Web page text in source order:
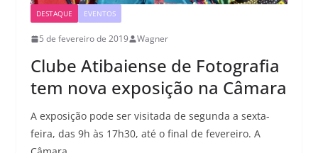
DESTAQUE EVENTOS
5 de fevereiro de 2019 Wagner
Clube Atibaiense de Fotografia
tem nova exposição na Câmara
A exposição pode ser visitada de segunda a sexta-
feira, das 9h às 17h30, até o final de fevereiro. A